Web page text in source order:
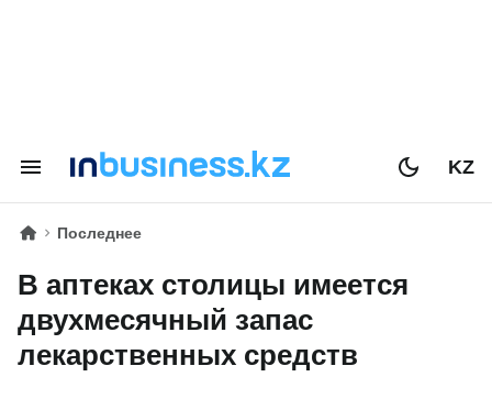
KZ
Последнее
В аптеках столицы имеется
двухмесячный запас
лекарственных средств